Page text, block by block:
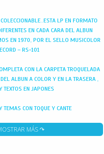
LP EN FORMATO
EN CADA CARA DEL ALBUN
EN 1970, POR EL SELLO MUSICOLOR
– RS-101
CON LA CARPETA TROQUELADA
ALBUN A COLOR Y EN LA TRASERA ,
TEXTOS EN JAPONES
TEMAS CON TOQUE Y CANTE
COLECCIONISTAS Y AMANTES DEL
FLAMENCO.
MÁS ↷